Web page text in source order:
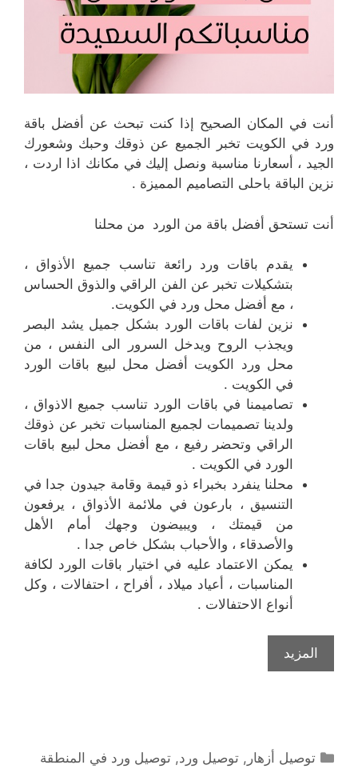
أنت في المكان الصحيح إذا كنت تبحث عن أفضل باقة
ورد في الكويت تخبر الجميع عن ذوقك وحبك وشعورك
الجيد ، أسعارنا مناسبة ونصل إليك في مكانك اذا اردت ،
نزين الباقة باحلى التصاميم المميزة .
أنت تستحق أفضل باقة من الورد من محلنا
يقدم باقات ورد رائعة تناسب جميع الأذواق ،
بتشكيلات تخبر عن الفن الراقي والذوق الحساس
، مع أفضل محل ورد في الكويت.
نزين لفات باقات الورد بشكل جميل يشد البصر
ويجذب الروح ويدخل السرور الى النفس ، من
محل ورد الكويت أفضل محل لبيع باقات الورد
في الكويت .
تصاميمنا في باقات الورد تناسب جميع الاذواق ،
ولدينا تصميمات لجميع المناسبات تخبر عن ذوقك
الراقي وتحضر رفيع ، مع أفضل محل لبيع باقات
الورد في الكويت .
محلنا ينفرد بخبراء ذو قيمة وقامة جيدون جدا في
التنسيق ، بارعون في ملائمة الأذواق ، يرفعون
من قيمتك ، ويبيضون وجهك أمام الأهل
والأصدقاء ، والأحباب بشكل خاص جدا .
يمكن الاعتماد عليه في اختيار باقات الورد لكافة
المناسبات ، أعياد ميلاد ، أفراح ، احتفالات ، وكل
أنواع الاحتفالات .
المزيد
التصنيفات
توصيل أزهار ,توصيل ورد,توصيل ورد في المنطقة